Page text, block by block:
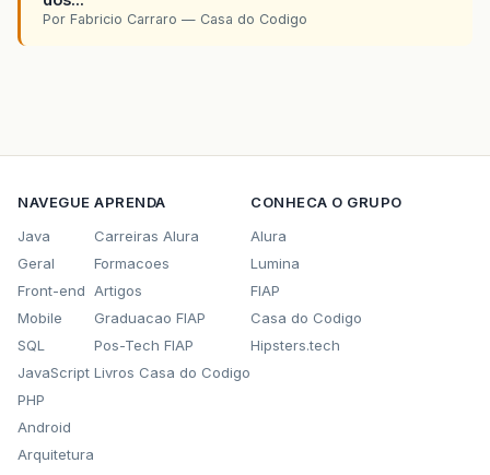
Por Fabricio Carraro — Casa do Codigo
NAVEGUE
Java
Geral
Front-end
Mobile
SQL
JavaScript
PHP
Android
Arquitetura
APRENDA
Carreiras Alura
Formacoes
Artigos
Graduacao FIAP
Pos-Tech FIAP
Livros Casa do Codigo
CONHECA O GRUPO
Alura
Lumina
FIAP
Casa do Codigo
Hipsters.tech